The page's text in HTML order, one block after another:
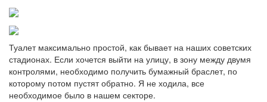
Туалет максимально простой, как бывает на наших советских
стадионах. Если хочется выйти на улицу, в зону между двумя
контролями, необходимо получить бумажный браслет, по
которому потом пустят обратно. Я не ходила, все
необходимое было в нашем секторе.